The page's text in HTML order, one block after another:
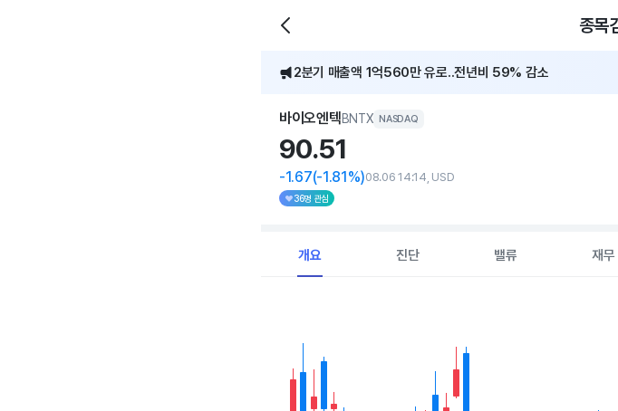
종목
[어닝콜] 바이오엔텍, 2Q 매출 59%↓ 쇼크...2026 연간 가이
바이오엔텍BNTX NASDAQ
90.51
-1.67(-1.81%)08.06 14:14, USD
36명 관심
개요 진단 밸류 재무
The chart has 1 X axis displaying Time. Data ranges
The chart has 1 Y axis displaying values. Data ranges